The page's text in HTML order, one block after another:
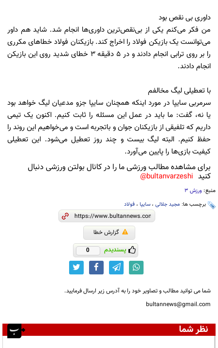
داوری بی نقص بود
من فکر می‌کنم یکی از بی‌نقص‌ترین داوری‌ها انجام شد. شاید هم داور
می‌توانست یک بازیکن فولاد را اخراج کند. بازیکنان فولاد خطاهای مکرری
را بر روی ترابی انجام دادند و در 5 دقیقه 3 خطای شدید روی این بازیکن
انجام دادند.
با تعطیلی لیگ مخالفم
سرمربی سایپا در مورد اینکه همچنان سایپا جزو مدعیان لیگ خواهد بود
یا نه، گفت: ما باید در عمل این مسئله را ثابت کنیم. اکنون یک تیمی
داریم که تلفیقی از بازیکنان جوان و باتجربه است و می‌خواهیم این روند را
حفظ کنیم. البته لیگ بیست و چند روز تعطیل می‌شود. این تعطیلی
کیفیت بازی‌ها را پایین می‌آورد.
برای مشاهده مطالب ورزشی ما را در کانال بولتن ورزشی دنبال
کنید bultanvarzeshi@
منبع: ورزش 3
برچسب ها: مجید جلالی ، سایپا ، فولاد
گزارش خطا
پسندیدم 0
شما می توانید مطالب و تصاویر خود را به آدرس زیر ارسال فرمایید.
bultannews@gmail.com
نظر شما